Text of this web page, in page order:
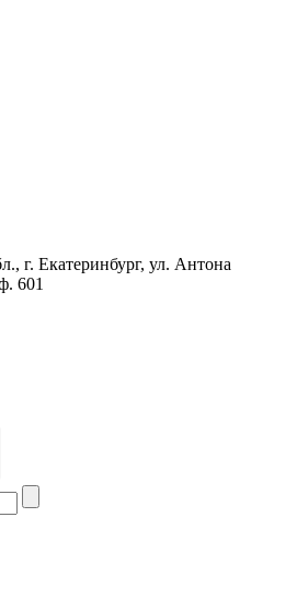
г. Екатеринбург, ул. Антона
601